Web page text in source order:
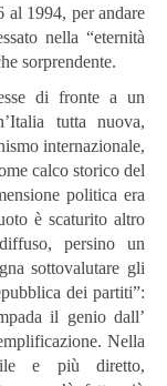
al 1994, per andare
nella “eternità
sorprendente.
di fronte a un
tutta nuova,
internazionale,
calco storico del
politica era
è scaturito altro
persino un
sottovalutare gli
dei partiti”:
il genio dall’
Nella
e più diretto,